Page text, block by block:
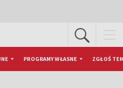
PROGRAMY WŁASNE ZGŁOŚ